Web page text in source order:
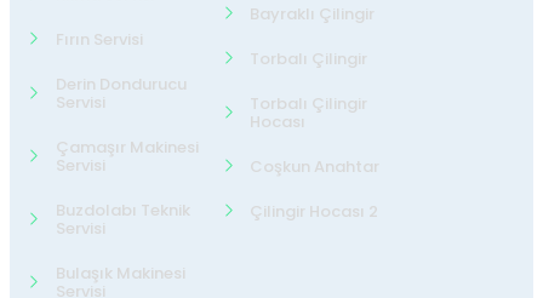
Fırın Servisi
Derin Dondurucu
Servisi
Çamaşır Makinesi
Servisi
Buzdolabı Teknik
Servisi
Bulaşık Makinesi
Servisi
Bayraklı Çilingir
Torbalı Çilingir
Torbalı Çilingir
Hocası
Coşkun Anahtar
Çilingir Hocası 2